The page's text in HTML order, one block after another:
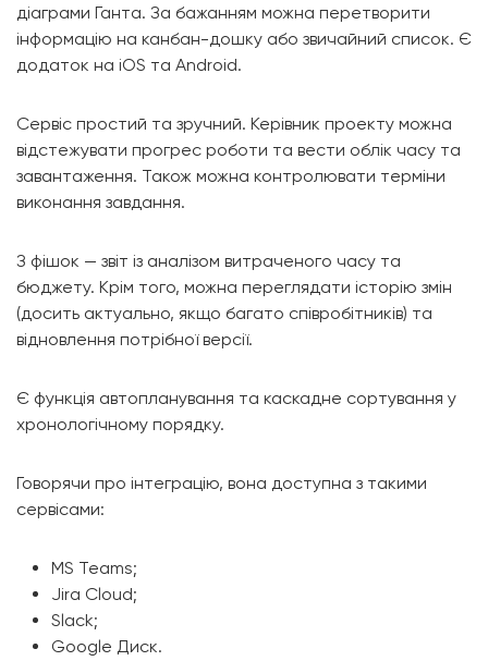
діаграми Ганта. За бажанням можна перетворити
інформацію на канбан-дошку або звичайний список. Є
додаток на iOS та Android.
Сервіс простий та зручний. Керівник проекту можна
відстежувати прогрес роботи та вести облік часу та
завантаження. Також можна контролювати терміни
виконання завдання.
З фішок — звіт із аналізом витраченого часу та
бюджету. Крім того, можна переглядати історію змін
(досить актуально, якщо багато співробітників) та
відновлення потрібної версії.
Є функція автопланування та каскадне сортування у
хронологічному порядку.
Говорячи про інтеграцію, вона доступна з такими
сервісами:
MS Teams;
Jira Cloud;
Slack;
Google Диск.